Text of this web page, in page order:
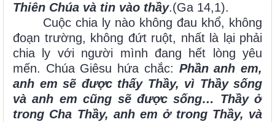
Thiên Chúa và tin vào thầy.(Ga 14,1).
Cuộc chia ly nào không đau khổ, không
đoạn trường, không đứt ruột, nhất là lại phải
chia ly với người mình đang hết lòng yêu
mến. Chúa Giêsu hứa chắc: Phần anh em,
anh em sẽ được thấy Thầy, vì Thầy sống
và anh em cũng sẽ được sống… Thầy ở
trong Cha Thầy, anh em ở trong Thầy, và